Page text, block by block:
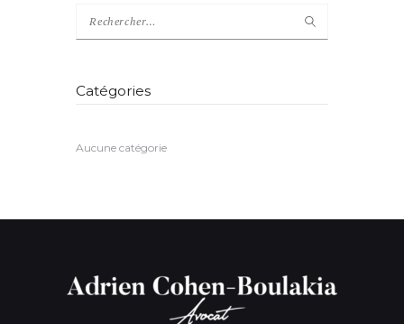
Catégories
Aucune catégorie